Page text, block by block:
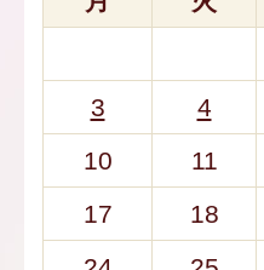
3 4
10
11
17
18